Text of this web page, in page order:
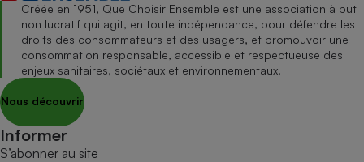
Créée en 1951, Que Choisir Ensemble est une association à but
non lucratif qui agit, en toute indépendance, pour défendre les
droits des consommateurs et des usagers, et promouvoir une
consommation responsable, accessible et respectueuse des
enjeux sanitaires, sociétaux et environnementaux.
Nous découvrir
Informer
S’abonner au site